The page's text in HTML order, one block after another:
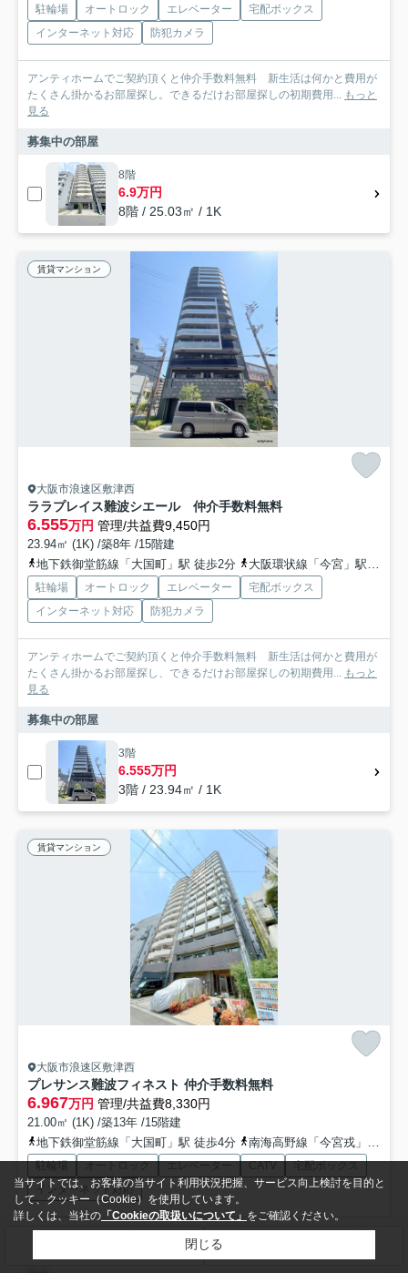
駐輪場 オートロック エレベーター
宅配ボックス
インターネット対応
防犯カメラ
アンティホームでご契約頂くと仲介手数料無料 新生活は何かと費用が
たくさん掛かるお部屋探し。できるだけお部屋探しの初期費用... もっと
見る
募集中の部屋
8階
6.9万円
8階 / 25.03㎡ / 1K
賃貸マンション
大阪市浪速区敷津西
ララプレイス難波シエール 仲介手数料無料
6.555万円 管理/共益費9,450円
23.94㎡ (1K) /築8年 /15階建
地下鉄御堂筋線「大国町」駅 徒歩2分
大阪環状線「今宮」駅 徒歩7分
駐輪場 オートロック エレベーター
宅配ボックス
インターネット対応
防犯カメラ
アンティホームでご契約頂くと仲介手数料無料 新生活は何かと費用が
たくさん掛かるお部屋探し、できるだけお部屋探しの初期費用... もっと
見る
募集中の部屋
3階
6.555万円
3階 / 23.94㎡ / 1K
賃貸マンション
大阪市浪速区敷津西
プレサンス難波フィネスト 仲介手数料無料
6.967万円 管理/共益費8,330円
21.00㎡ (1K) /築13年 /15階建
地下鉄御堂筋線「大国町」駅 徒歩4分
南海高野線「今宮戎」駅 徒歩10分
駐輪場 オートロック エレベーター CATV
宅配ボックス
インターネット対応
たくさん掛かるお部屋探し。できるだけお部屋探しの初期費用...
当サイトでは、お客様の当サイト利用状況把握、サービス向上検討を目的と
して、クッキー（Cookie）を使用しています。
詳しくは、当社の 「Cookieの取扱いについて」 をご確認ください。
閉じる